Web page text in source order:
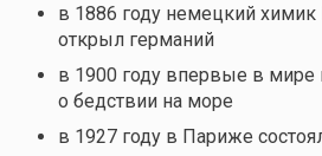
в 1886 году немецкий
открыл германий
в 1900 году впервые в мире
о бедствии на море
в 1927 году в Париже